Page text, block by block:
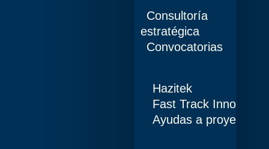
Consultoría
estratégica
Convocatorias
Hazitek
Fast Track
Ayudas a proyectos